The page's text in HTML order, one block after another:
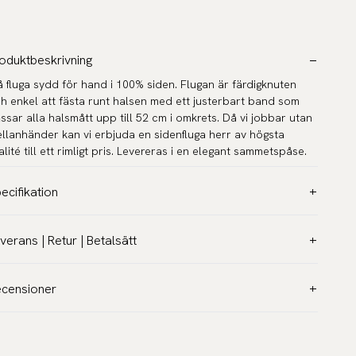
fluga sydd för hand i 100% siden. Flugan är färdigknuten
enkel att fästa runt halsen med ett justerbart band som
alla halsmått upp till 52 cm i omkrets. Då vi jobbar utan
kan vi erbjuda en sidenfluga herr av högsta
till ett rimligt pris. Levereras i en elegant sammetspåse.
Enfärgat
Färdigknuten
| Retur | Betalsätt
på 1-2 dagar.